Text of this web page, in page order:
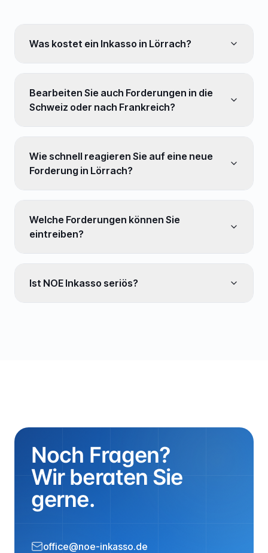
Was kostet ein Inkasso in Lörrach?
Bearbeiten Sie auch Forderungen in die
Schweiz oder nach Frankreich?
Wie schnell reagieren Sie auf eine neue
Forderung in Lörrach?
Welche Forderungen können Sie
eintreiben?
Ist NOE Inkasso seriös?
Noch Fragen?
Wir beraten Sie
gerne.
office@noe-inkasso.de